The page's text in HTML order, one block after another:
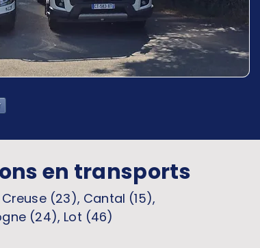
en transports
(23), Cantal (15),
(24), Lot (46)